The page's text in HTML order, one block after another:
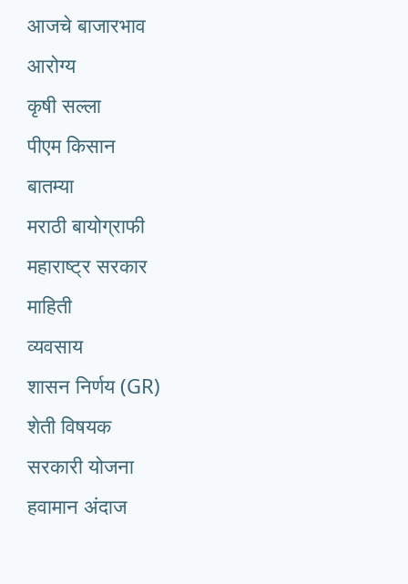
आजचे बाजारभाव
आरोग्य
कृषी सल्ला
पीएम किसान
बातम्या
मराठी बायोग्राफी
महाराष्ट्र सरकार
माहिती
व्यवसाय
शासन निर्णय (GR)
शेती विषयक
सरकारी योजना
हवामान अंदाज